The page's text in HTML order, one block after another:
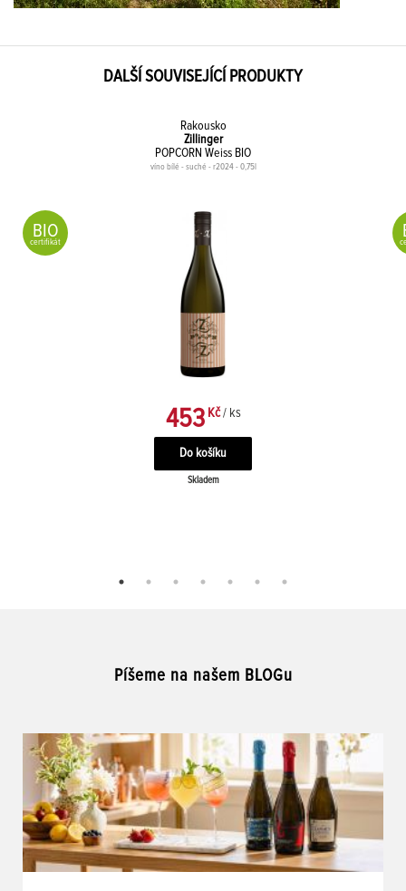
DALŠÍ SOUVISEJÍCÍ PRODUKTY
Rakousko
Zillinger
POPCORN Weiss BIO
víno bílé - suché - r2024 - 0,75l
BIO
certifikát
453Kč / ks
Skladem
Píšeme na našem BLOGu